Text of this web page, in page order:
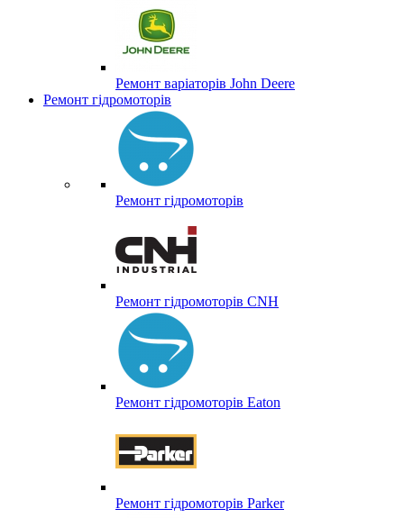
Ремонт варіаторів John Deere
Ремонт гідромоторів
Ремонт гідромоторів
Ремонт гідромоторів CNH
Ремонт гідромоторів Eaton
Ремонт гідромоторів Parker